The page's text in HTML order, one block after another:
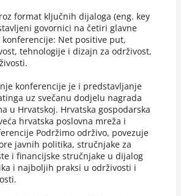
format ključnih dijaloga (eng. key
govornici na četiri glavne
Net positive put,
tehnologije i dizajn za održivost,
konferencije je i predstavljanje
uz svečanu dodjelu nagrada
u Hrvatskoj. Hrvatska gospodarska
hrvatska poslovna mreža i
Podržimo održivo, povezuje
javnih politika, stručnjake za
i financijske stručnjake u dijalog
i najboljih praksi u održivosti i